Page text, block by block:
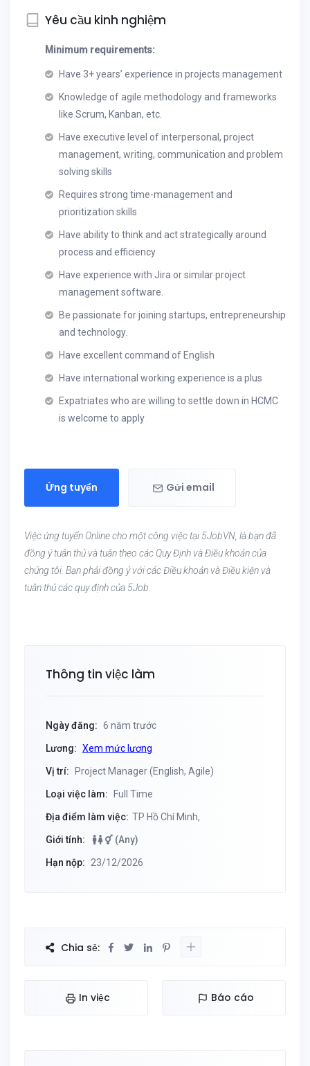
Yêu cầu kinh nghiệm
Minimum requirements:
Have 3+ years’ experience in projects management
Knowledge of agile methodology and frameworks
like Scrum, Kanban, etc.
Have executive level of interpersonal, project
management, writing, communication and problem
solving skills
Requires strong time-management and
prioritization skills
Have ability to think and act strategically around
process and efficiency
Have experience with Jira or similar project
management software.
Be passionate for joining startups, entrepreneurship
and technology.
Have excellent command of English
Have international working experience is a plus
Expatriates who are willing to settle down in HCMC
is welcome to apply
Ứng tuyển Gửi email
Việc ứng tuyển Online cho một công việc tại 5JobVN, là bạn đã
đồng ý tuân thủ và tuân theo các Quy Định và Điều khoản của
chúng tôi. Bạn phải đồng ý với các Điều khoản và Điều kiện và
tuân thủ các quy định của 5Job.
Thông tin việc làm
Ngày đăng: 6 năm trước
Lương: Xem mức lương
Vị trí: Project Manager (English, Agile)
Loại việc làm: Full Time
Địa điểm làm việc: TP Hồ Chí Minh,
Giới tính: (Any)
Hạn nộp: 23/12/2026
Chia sẻ:
In việc Báo cáo